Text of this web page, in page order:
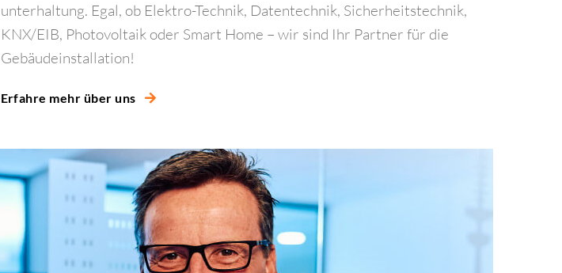
unterhaltung. Egal, ob Elektro-Technik, Datentechnik, Sicherheitstechnik,
KNX/EIB, Photovoltaik oder Smart Home – wir sind Ihr Partner für die
Gebäudeinstallation!
Erfahre mehr über uns